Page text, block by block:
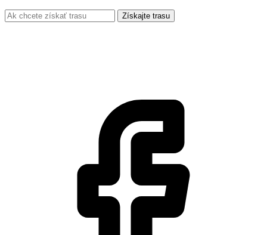
Získajte trasu